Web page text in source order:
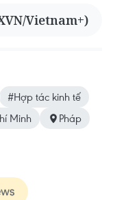
Vietnam+)
#Hợp tác kinh tế
Minh Pháp